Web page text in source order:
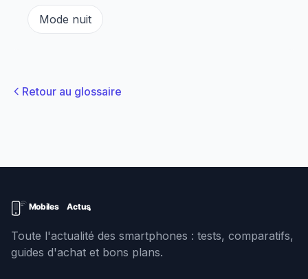
Mode nuit
Retour au glossaire
Toute l'actualité des smartphones : tests, comparatifs,
guides d'achat et bons plans.